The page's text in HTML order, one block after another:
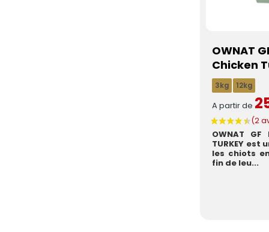
OWNAT
Chicken
3kg 12kg
A partir de
OWNAT GF PRIME
TURKEY
les chiots
fin de leu...